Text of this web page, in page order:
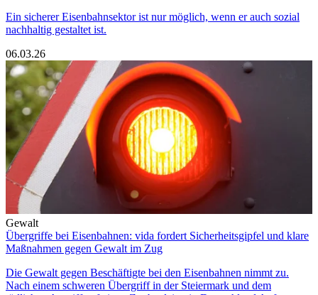
Ein sicherer Eisenbahnsektor ist nur möglich, wenn er auch sozial
nachhaltig gestaltet ist.
06.03.26
Gewalt
Übergriffe bei Eisenbahnen: vida fordert Sicherheitsgipfel und klare
Maßnahmen gegen Gewalt im Zug
Die Gewalt gegen Beschäftigte bei den Eisenbahnen nimmt zu.
Nach einem schweren Übergriff in der Steiermark und dem